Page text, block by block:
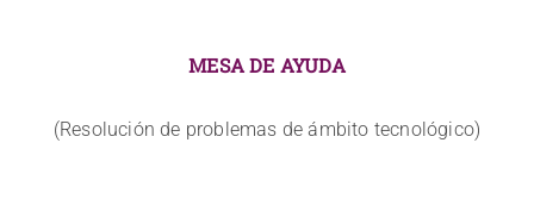
MESA DE AYUDA
(Resolución de problemas de ámbito tecnológico)